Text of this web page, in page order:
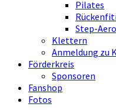
Pilates
Step-
Klettern
Anmeldung zu
Förderkreis
Sponsoren
Fanshop
Fotos